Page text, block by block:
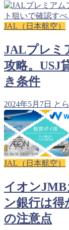
JAL（日本航空）
JALプレミ
攻略。USJ
き条件
2024年5月7日 と
JAL（日本航空）
イオンJMB
ン銀行は
の注意点